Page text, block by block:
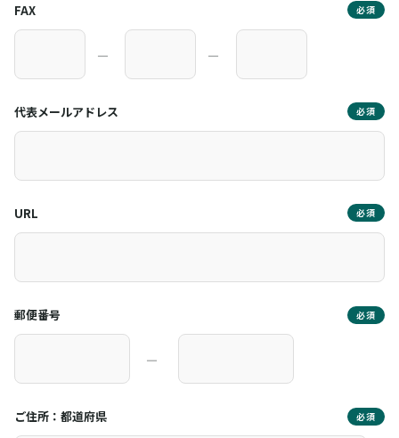
FAX 必須
― ―
代表メールアドレス 必須
URL 必須
郵便番号 必須
―
ご住所：都道府県 必須